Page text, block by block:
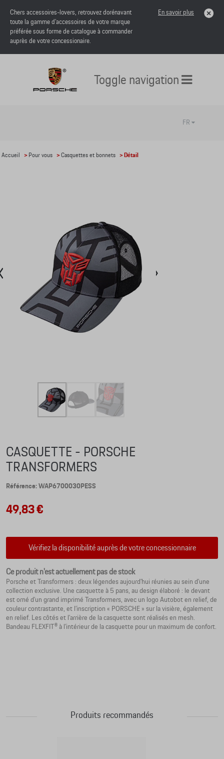
Chers accessoires-lovers, retrouvez dorénavant
toute la gamme d’accessoires de votre marque
préférée sous forme de catalogue à commander
auprès de votre concessionaire.
En savoir plus
Toggle navigation
FR
Accueil > Pour vous >Casquettes et bonnets > Détail
CASQUETTE - PORSCHE
TRANSFORMERS
Référence: WAP6700030PESS
49,83 €
Vérifiez la disponibilité auprès de votre concessionnaire
Ce produit n'est actuellement pas de stock
Porsche et Transformers : deux légendes aujourd’hui réunies au sein d’une
collection exclusive. Une casquette à 5 pans, au design élaboré : le devant
est orné d’un grand imprimé Transformers, avec un logo Autobot en relief, de
couleur contrastante, et l’inscription « PORSCHE » sur la visière, également
en relief. Les côtés et l’arrière de la casquette sont réalisés en mesh.
Bandeau FLEXFIT® à l’intérieur de la casquette pour un maximum de confort.
Produits recommandés